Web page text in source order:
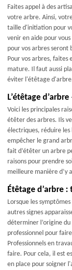
Faites appel à des
votre arbre. Ainsi,
taille d'initiation pour
venir en aide pour
pour vos arbres seront
Pour vos arbres, faites
mature. Il faut aussi
éviter l'étêtage
L’étêtage
Voici les principales
étêter des arbres. Ils
électriques, réduire les
empêcher le grand
fait d’étêter un arbre
raisons pour prendre
meilleure manière d’y
Étêtage d’arbre
Lorsque les
autres signes
déterminer l’origine
professionnel pour
Professionnels en
faire. Pour cela, il est
en place pour soigner